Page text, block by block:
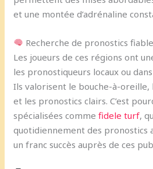
et une montée d’adrénaline
Recherche de pronostics
Les joueurs de ces régions ont
les pronostiqueurs locaux ou
Ils valorisent le bouche-à-oreille,
et les pronostics clairs. C’est
spécialisées comme fidele turf,
quotidiennement des pronostics
un franc succès auprès de ces